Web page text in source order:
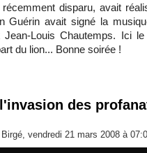
récemment disparu, avait
Guérin avait signé la
Jean-Louis Chautemps. Ici
du lion... Bonne soirée !
des
vendredi 21 mars 2008 à